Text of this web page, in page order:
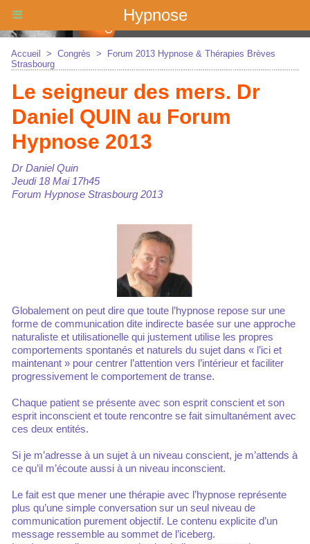
Hypnose
Accueil > Congrès >
Forum 2013 Hypnose & Thérapies Brèves
Strasbourg
Le seigneur des mers. Dr
Daniel QUIN au Forum
Hypnose 2013
Dr Daniel Quin
Jeudi 18 Mai 17h45
Forum Hypnose Strasbourg 2013
Globalement on peut dire que toute l’hypnose repose sur une
forme de communication dite indirecte basée sur une approche
naturaliste et utilisationelle qui justement utilise les propres
comportements spontanés et naturels du sujet dans « l’ici et
maintenant » pour centrer l’attention vers l’intérieur et faciliter
progressivement le comportement de transe.
Chaque patient se présente avec son esprit conscient et son
esprit inconscient et toute rencontre se fait simultanément avec
ces deux entités.
Si je m’adresse à un sujet à un niveau conscient, je m’attends à
ce qu’il m’écoute aussi à un niveau inconscient.
Le fait est que mener une thérapie avec l’hypnose représente
plus qu’une simple conversation sur un seul niveau de
communication purement objectif. Le contenu explicite d’un
message ressemble au sommet de l’iceberg.